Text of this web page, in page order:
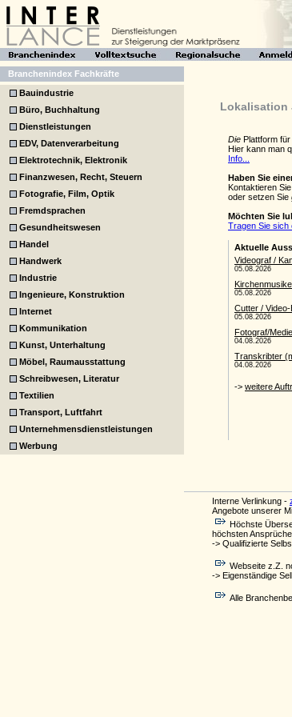
Branchenindex Fachkräfte
Bauindustrie
Büro, Buchhaltung
Dienstleistungen
EDV, Datenverarbeitung
Elektrotechnik, Elektronik
Finanzwesen, Recht, Steuern
Fotografie, Film, Optik
Fremdsprachen
Gesundheitswesen
Handel
Handwerk
Industrie
Ingenieure, Konstruktion
Internet
Kommunikation
Kunst, Unterhaltung
Möbel, Raumausstattung
Schreibwesen, Literatur
Textilien
Transport, Luftfahrt
Unternehmensdienstleistungen
Werbung
Lokalisation
Die Plattform
Hier kann man
Info...
Haben Sie
Kontaktieren
oder setzen Sie
Möchten Sie
Tragen Sie sich
Interne Verlinkung -
Angebote unserer
Höchste
höchsten
-> Qualifizierte
Webseite z.Z.
-> Eigenständige
Alle